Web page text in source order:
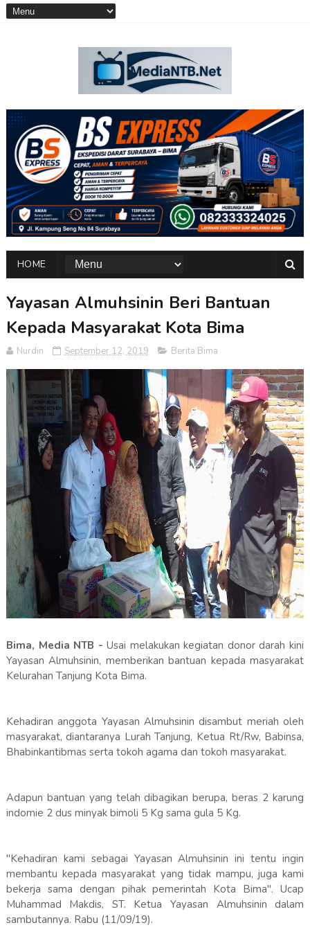
HOME
Yayasan Almuhsinin Beri Bantuan
Kepada Masyarakat Kota Bima
Nurdin September 12, 2019 Berita Bima
Bima, Media NTB -Usai melakukan kegiatan donor darah kini
Yayasan Almuhsinin, memberikan bantuan kepada masyarakat
Kelurahan Tanjung Kota Bima.
Kehadiran anggota Yayasan Almuhsinin disambut meriah oleh
masyarakat, diantaranya Lurah Tanjung, Ketua Rt/Rw, Babinsa,
Bhabinkantibmas serta tokoh agama dan tokoh masyarakat.
Adapun bantuan yang telah dibagikan berupa, beras 2 karung
indomie 2 dus minyak bimoli 5 Kg sama gula 5 Kg.
"Kehadiran kami sebagai Yayasan Almuhsinin ini tentu ingin
membantu kepada masyarakat yang tidak mampu, juga kami
bekerja sama dengan pihak pemerintah Kota Bima". Ucap
Muhammad Makdis, ST. Ketua Yayasan Almuhsinin dalam
sambutannya. Rabu (11/09/19).